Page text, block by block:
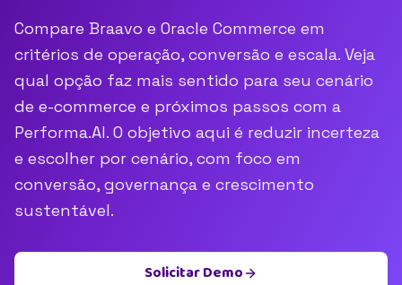
Compare Braavo e Oracle Commerce em
critérios de operação, conversão e escala. Veja
qual opção faz mais sentido para seu cenário
de e-commerce e próximos passos com a
Performa.AI. O objetivo aqui é reduzir incerteza
e escolher por cenário, com foco em
conversão, governança e crescimento
sustentável.
Solicitar Demo